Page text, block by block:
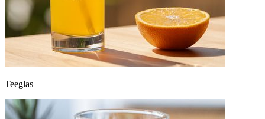
Teeglas